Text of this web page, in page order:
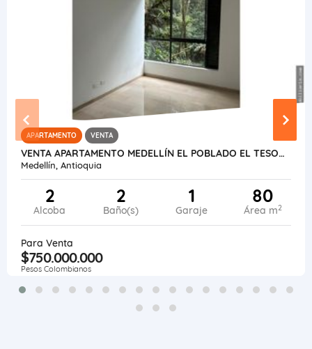
APARTAMENTO VENTA
VENTA APARTAMENTO MEDELLÍN EL POBLADO EL TESORO
Medellín, Antioquia
2
Alcoba
2
Baño(s)
1
Garaje
80
Área m2
Para Venta
$750.000.000
Pesos Colombianos